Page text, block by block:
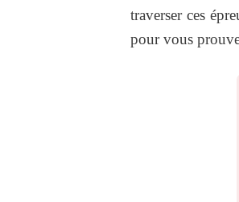
traverser ces
pour vous